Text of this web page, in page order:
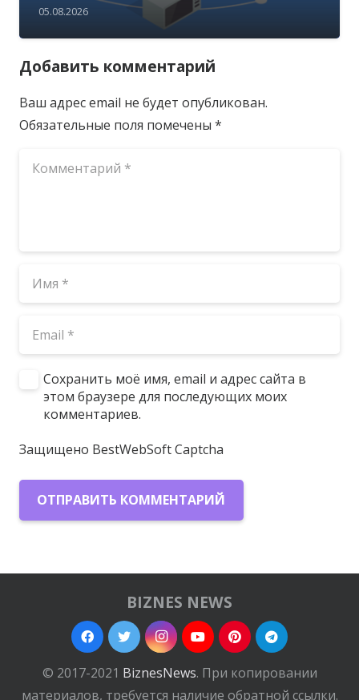
05.08.2026
Добавить комментарий
Ваш адрес email не будет опубликован.
Обязательные поля помечены *
Сохранить моё имя, email и адрес сайта в
этом браузере для последующих моих
комментариев.
Защищено BestWebSoft Captcha
ОТПРАВИТЬ КОММЕНТАРИЙ
BIZNES NEWS
© 2017-2021 BiznesNews. При копировании
материалов, требуется наличие обратной ссылки.